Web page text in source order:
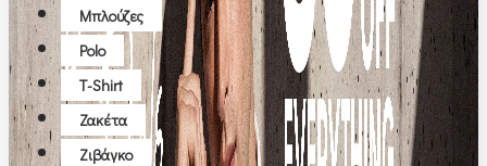
Μπλούζες
Polo
T-Shirt
Ζακέτα
Ζιβάγκο